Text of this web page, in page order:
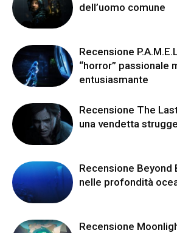
dell’uomo comune
Recensione
“horror” passionale
entusiasmante
Recensione The
una vendetta
Recensione Beyond
nelle profondità
Recensione